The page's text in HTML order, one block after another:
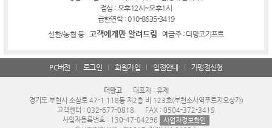
점심 : 오후12시~오후1시
급한연락 : 010-8635-3419
신한/농협 등
고객에게만 알려드림 예금주 : 더망고기프트
PC버전 로그인 회원가입 입점안내 가맹점신청
더망고
대표자 : 유제
경기도 부천시 소삼로 47-1 118동 지2층 비 123호(부천소사역푸르지오상가)
고객센터 : 032-677-0818
FAX : 0504-372-3419
사업자등록번호 : 130-47-04296
사업자정보확인